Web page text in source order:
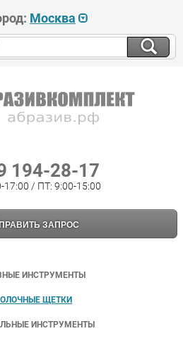
Москва
194-28-17
17:00 / ПТ: 9:00-15:00
ЗАПРОС
ИНСТРУМЕНТЫ
ЩЕТКИ
ИНСТРУМЕНТЫ